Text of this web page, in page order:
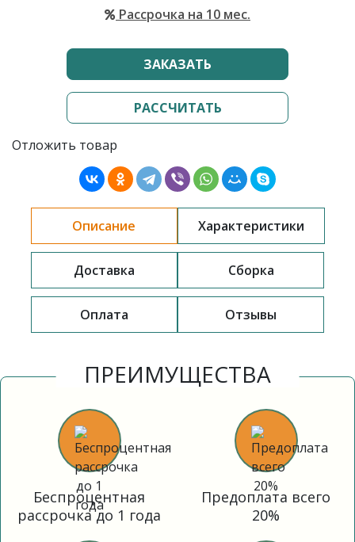
Рассрочка на 10 мес.
ЗАКАЗАТЬ
РАССЧИТАТЬ
Отложить товар
Описание Характеристики
Доставка Сборка
Оплата Отзывы
ПРЕИМУЩЕСТВА
Беспроцентная
рассрочка до 1 года
Предоплата всего
20%